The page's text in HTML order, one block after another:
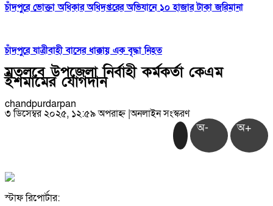
চাঁদপুরে ভোক্তা অধিকার অধিদপ্তরের অভিযানে ১০ হাজার টাকা জরিমানা
চাঁদপুরে যাত্রীবাহী বাসের ধাক্কায় এক বৃদ্ধা নিহত
মতলবে উপজেলা নির্বাহী কর্মকর্তা কেএম
ইশমামের যোগদান
chandpurdarpan
৩ ডিসেম্বর ২০২৫, ১২:৫৯ অপরাহ্ন|অনলাইন সংস্করণ
অ- অ+
স্টাফ রিপোর্টার: